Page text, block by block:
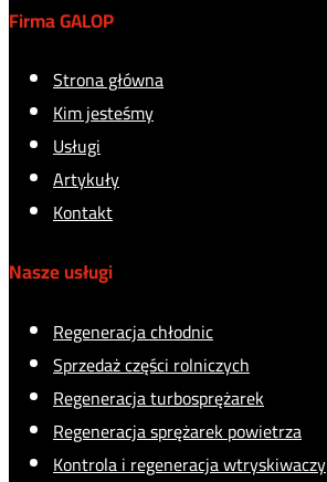
Firma GALOP
Strona główna
Kim jesteśmy
Usługi
Artykuły
Kontakt
Nasze usługi
Regeneracja chłodnic
Sprzedaż części rolniczych
Regeneracja turbosprężarek
Regeneracja sprężarek powietrza
Kontrola i regeneracja wtryskiwaczy